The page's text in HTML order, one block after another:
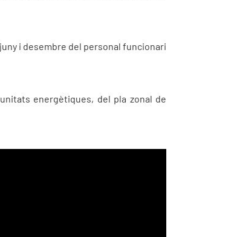
i desembre del personal funcionari
energètiques, del pla zonal de